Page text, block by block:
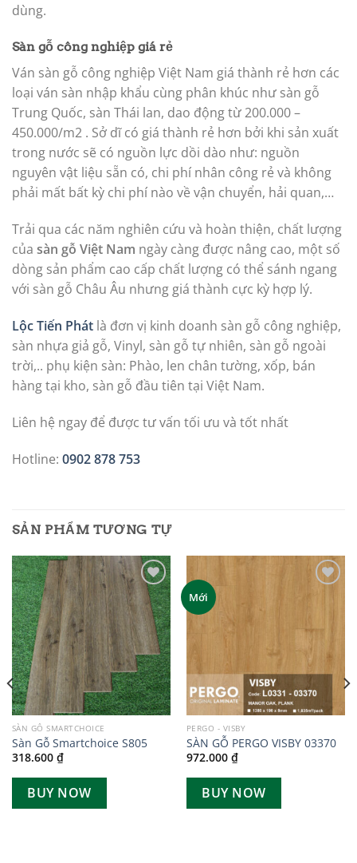
dùng.
Sàn gỗ công nghiệp giá rẻ
Ván sàn gỗ công nghiệp Việt Nam giá thành rẻ hơn các
loại ván sàn nhập khẩu cùng phân khúc như sàn gỗ
Trung Quốc, sàn Thái lan, dao động từ 200.000 –
450.000/m2 . Sở dĩ có giá thành rẻ hơn bởi khi sản xuất
trong nước sẽ có nguồn lực dồi dào như: nguồn
nguyên vật liệu sẵn có, chi phí nhân công rẻ và không
phải mất bất kỳ chi phí nào về vận chuyển, hải quan,…
Trải qua các năm nghiên cứu và hoàn thiện, chất lượng
của sàn gỗ Việt Nam ngày càng được nâng cao, một số
dòng sản phẩm cao cấp chất lượng có thể sánh ngang
với sàn gỗ Châu Âu nhưng giá thành cực kỳ hợp lý.
Lộc Tiến Phát là đơn vị kinh doanh sàn gỗ công nghiệp,
sàn nhựa giả gỗ, Vinyl, sàn gỗ tự nhiên, sàn gỗ ngoài
trời,.. phụ kiện sàn: Phào, len chân tường, xốp, bán
hàng tại kho, sàn gỗ đầu tiên tại Việt Nam.
Liên hệ ngay để được tư vấn tối ưu và tốt nhất
Hotline: 0902 878 753
SẢN PHẨM TƯƠNG TỰ
Add to
wishlist
SÀN GỖ SMARTCHOICE
Sàn Gỗ Smartchoice S805
318.600 ₫
BUY NOW
Mới
PERGO - VISBY
SÀN GỖ PERGO VISBY 03370
972.000 ₫
BUY NOW